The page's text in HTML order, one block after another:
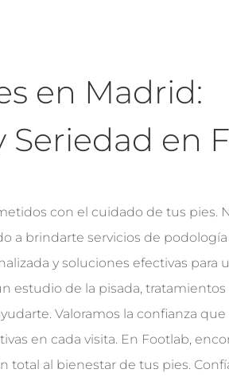
en Madrid:
en
con el cuidado de tus pies.
a brindarte servicios de
y soluciones efectivas para
estudio de la pisada,
Valoramos la confianza
en cada visita. En Footlab,
total al bienestar de tus pies.